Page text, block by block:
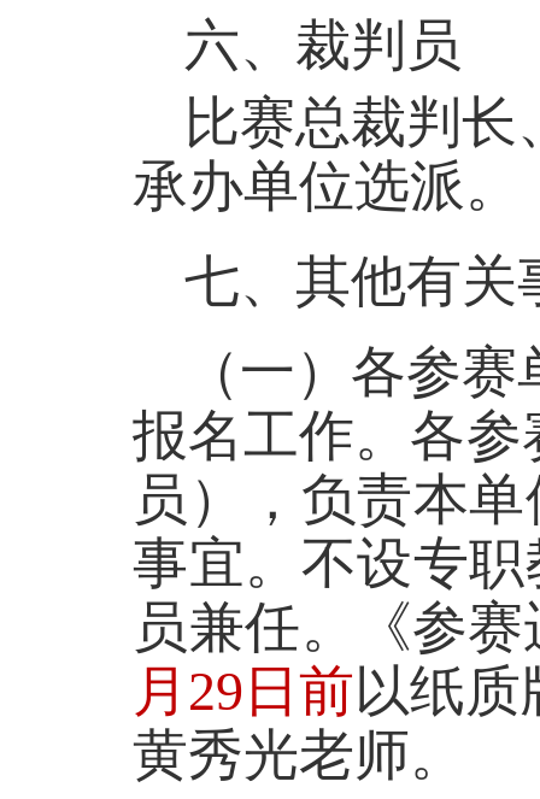
六、裁判员
比赛总裁判长
承办单位选派。
七、 其他有关
（一）各参
报名工作。 各参
员），负责本
事宜。不设专
员兼任。
《参
月 29 日前以纸质
黄秀光老师。